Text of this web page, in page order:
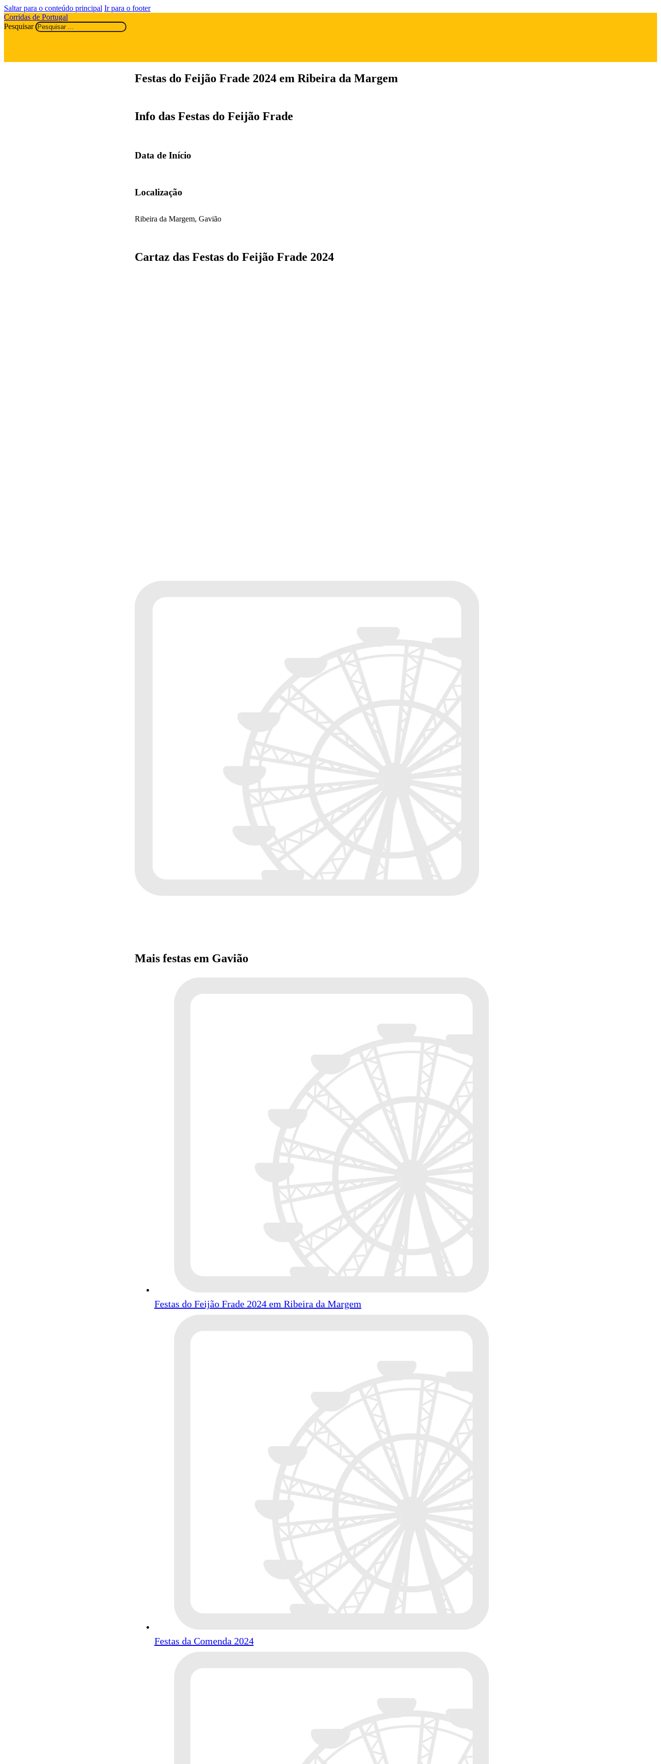
Saltar para o conteúdo principal Ir para o footer
Corridas de Portugal
Pesquisar
Festas do Feijão Frade 2024 em Ribeira da Margem
Info das Festas do Feijão Frade
Data de Início
Localização
Ribeira da Margem, Gavião
Cartaz das Festas do Feijão Frade 2024
Mais festas em Gavião
Festas do Feijão Frade 2024 em Ribeira da Margem
Festas da Comenda 2024